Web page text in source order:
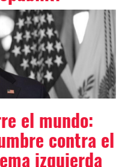
el mundo:
contra el
izquierda